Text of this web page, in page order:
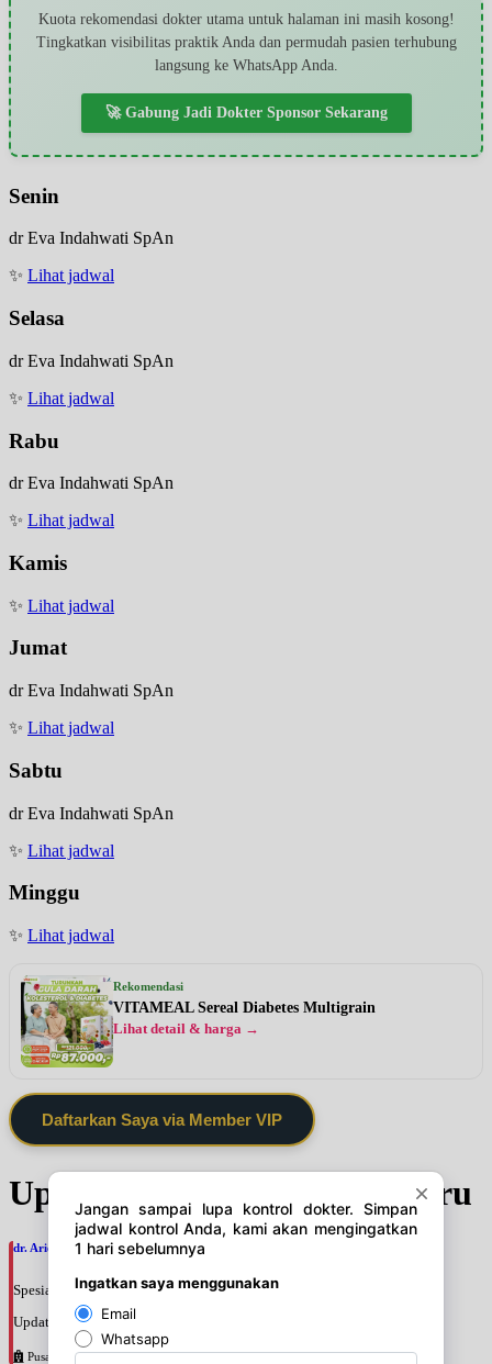
Kuota rekomendasi dokter utama untuk halaman ini masih kosong!
Tingkatkan visibilitas praktik Anda dan permudah pasien terhubung
langsung ke WhatsApp Anda.
🚀 Gabung Jadi Dokter Sponsor Sekarang
Senin
dr Eva Indahwati SpAn
✨ Lihat jadwal
Selasa
dr Eva Indahwati SpAn
✨ Lihat jadwal
Rabu
dr Eva Indahwati SpAn
✨ Lihat jadwal
Kamis
✨ Lihat jadwal
Jumat
dr Eva Indahwati SpAn
✨ Lihat jadwal
Sabtu
dr Eva Indahwati SpAn
✨ Lihat jadwal
Minggu
✨ Lihat jadwal
Rekomendasi
VITAMEAL Sereal Diabetes Multigrain
Lihat detail & harga →
Daftarkan Saya via Member VIP
Update Jadwal Dokter terbaru
dr. Ario Baskoro, SpU
Spesialis: Bedah Urologi
Update terakhir: 2026-08-06 18:46:06
Pusat Pertamina